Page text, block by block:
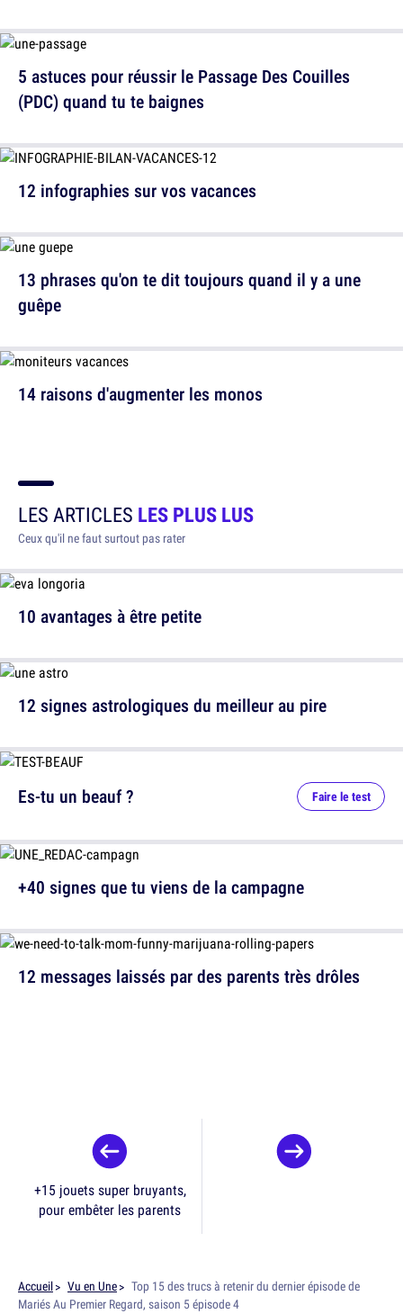
5 astuces pour réussir le Passage Des Couilles
(PDC) quand tu te baignes
13 phrases qu'on te dit toujours quand il y a une
guêpe
12 infographies sur vos vacances
14 raisons d'augmenter les monos
LES ARTICLES LES PLUS LUS
Ceux qu'il ne faut surtout pas rater
10 avantages à être petite
12 signes astrologiques du meilleur au pire
12 messages laissés par des parents très drôles
Es-tu un beauf ? Faire le test
+40 signes que tu viens de la campagne
+15 jouets super bruyants,
pour embêter les parents
Accueil Vu en Une
Top 15 des trucs à retenir du dernier épisode de
Mariés Au Premier Regard, saison 5 épisode 4